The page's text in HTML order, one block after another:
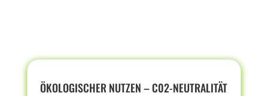
ÖKOLOGISCHER NUTZEN – C02-NEUTRALITÄT